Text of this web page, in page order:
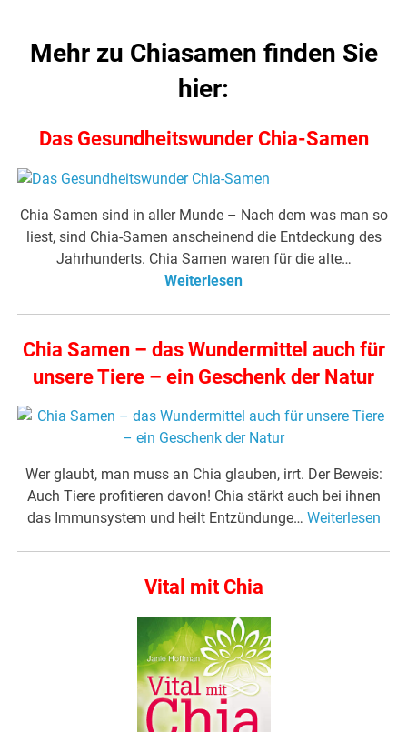
Mehr zu Chiasamen finden Sie
hier:
Das Gesundheitswunder Chia-Samen
Chia Samen sind in aller Munde – Nach dem was man so
liest, sind Chia-Samen anscheinend die Entdeckung des
Jahrhunderts. Chia Samen waren für die alte…
Weiterlesen
Chia Samen – das Wundermittel auch für
unsere Tiere – ein Geschenk der Natur
Wer glaubt, man muss an Chia glauben, irrt. Der Beweis:
Auch Tiere profitieren davon! Chia stärkt auch bei ihnen
das Immunsystem und heilt Entzündunge… Weiterlesen
Vital mit Chia